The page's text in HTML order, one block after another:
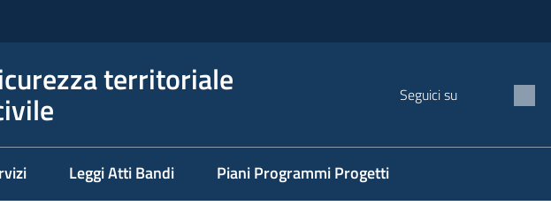
territoriale Seguici su
Leggi Atti Bandi Piani Programmi Progetti